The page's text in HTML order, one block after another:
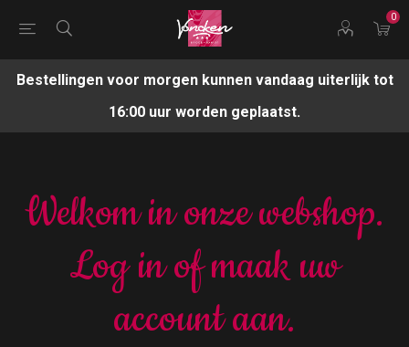
0
Bestellingen voor morgen kunnen vandaag uiterlijk tot
16:00 uur worden geplaatst.
Welkom in onze webshop.
Log in of maak uw
account aan.